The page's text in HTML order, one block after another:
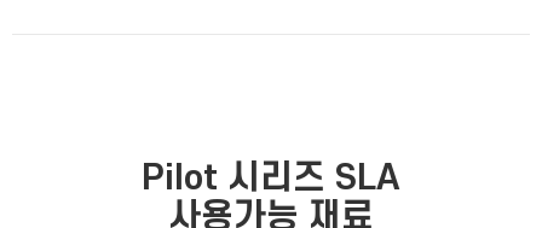
Pilot 시리즈 SLA
사용가능 재료